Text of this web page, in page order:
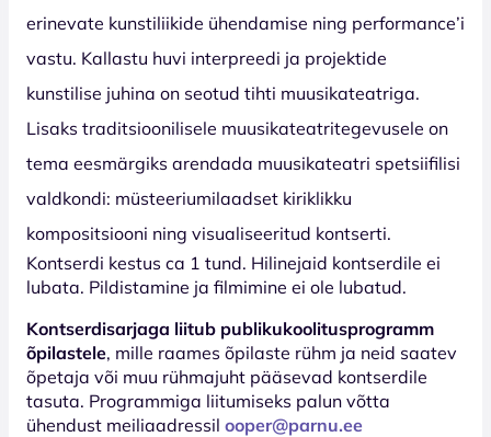
erinevate kunstiliikide ühendamise ning performance’i
vastu. Kallastu huvi interpreedi ja projektide
kunstilise juhina on seotud tihti muusikateatriga.
Lisaks traditsioonilisele muusikateatritegevusele on
tema eesmärgiks arendada muusikateatri spetsiifilisi
valdkondi: müsteeriumilaadset kiriklikku
kompositsiooni ning visualiseeritud kontserti.
Kontserdi kestus ca 1 tund. Hilinejaid kontserdile ei
lubata. Pildistamine ja filmimine ei ole lubatud.
Kontserdisarjaga liitub publikukoolitusprogramm
õpilastele, mille raames õpilaste rühm ja neid saatev
õpetaja või muu rühmajuht pääsevad kontserdile
tasuta. Programmiga liitumiseks palun võtta
ühendust meiliaadressil ooper@parnu.ee